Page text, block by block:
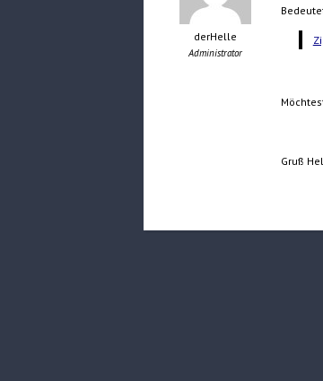
derHelle
Administrator
Gruß